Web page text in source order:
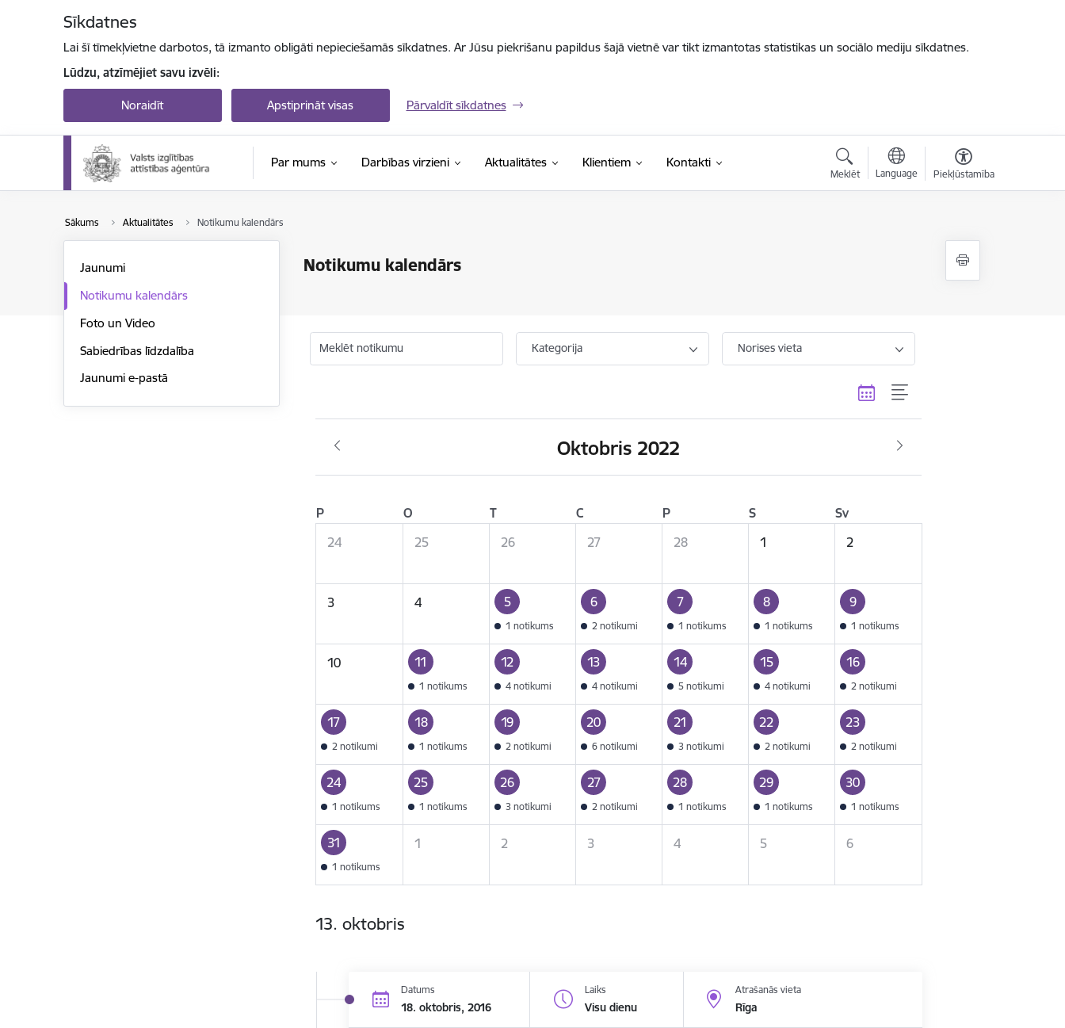
Sīkdatnes
Lai šī tīmekļvietne darbotos, tā izmanto obligāti nepieciešamās sīkdatnes. Ar Jūsu piekrišanu papildus šajā vietnē var tikt izmantotas statistikas un sociālo mediju sīkdatnes.
Lūdzu, atzīmējiet savu izvēli:
Noraidīt Apstiprināt visas Pārvaldīt sīkdatnes
Par mums Darbības virzieni Aktualitātes Klientiem Kontakti
Meklēt Language Piekļūstamība
Sākums Aktualitātes Notikumu kalendārs
Notikumu kalendārs
Jaunumi
Notikumu kalendārs
Foto un Video
Sabiedrības līdzdalība
Jaunumi e-pastā
Meklēt notikumu Kategorija Norises vieta
Oktobris 2022
P O T C P S
Sv
24
25 26 27 28 1 2
3 4 5
1 notikums
6
2 notikumi
7
1 notikums
8
1 notikums
9
1 notikums
10 11
1 notikums
12
4 notikumi
13
4 notikumi
14
5 notikumi
15
4 notikumi
16
2 notikumi
17
2 notikumi
18
1 notikums
19
2 notikumi
20
6 notikumi
21
3 notikumi
22
2 notikumi
23
2 notikumi
24
1 notikums
25
1 notikums
26
3 notikumi
27
2 notikumi
28
1 notikums
29
1 notikums
30
1 notikums
31
1 notikums
1 2 3 4 5 6
13. oktobris
Datums
18. oktobris, 2016
Laiks
Visu dienu
Atrašanās vieta
Rīga